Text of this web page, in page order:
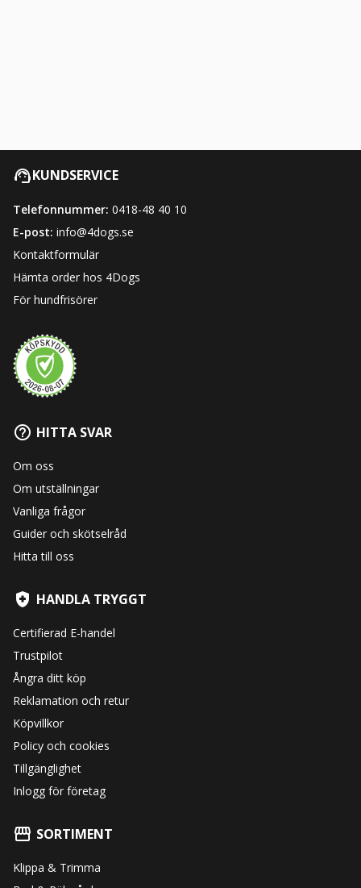
KUNDSERVICE
Telefonnummer: 0418-48 40 10
E-post: info@4dogs.se
Kontaktformulär
Hämta order hos 4Dogs
För hundfrisörer
HITTA SVAR
Om oss
Om utställningar
Vanliga frågor
Guider och skötselråd
Hitta till oss
HANDLA TRYGGT
Certifierad E-handel
Trustpilot
Ångra ditt köp
Reklamation och retur
Köpvillkor
Policy och cookies
Tillgänglighet
Inlogg för företag
SORTIMENT
Klippa & Trimma